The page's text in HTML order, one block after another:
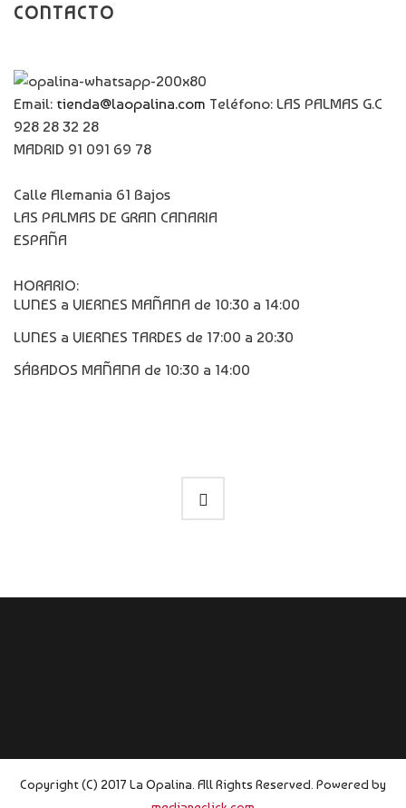
CONTACTO
Email: tienda@laopalina.com Teléfono: LAS PALMAS G.C
928 28 32 28
MADRID 91 091 69 78
Calle Alemania 61 Bajos
LAS PALMAS DE GRAN CANARIA
ESPAÑA
HORARIO:
LUNES a VIERNES MAÑANA de 10:30 a 14:00
LUNES a VIERNES TARDES de 17:00 a 20:30
SÁBADOS MAÑANA de 10:30 a 14:00
Copyright (C) 2017 La Opalina. All Rights Reserved. Powered by